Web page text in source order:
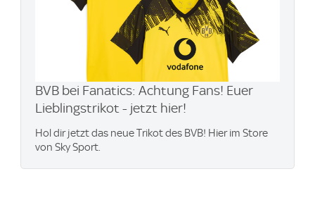
BVB bei Fanatics: Achtung Fans! Euer
Lieblingstrikot - jetzt hier!
Hol dir jetzt das neue Trikot des BVB! Hier im Store
von Sky Sport.